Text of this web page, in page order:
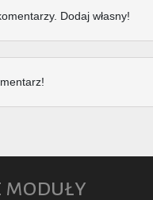
Dodaj własny!